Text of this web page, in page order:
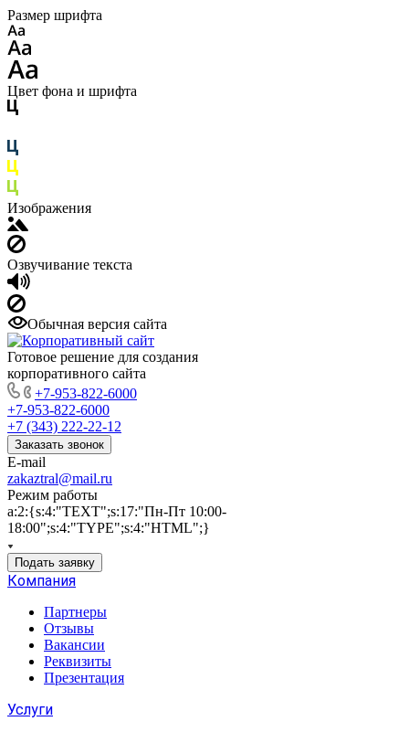
Размер шрифта
Цвет фона и шрифта
Изображения
Озвучивание текста
Обычная версия сайта
Готовое решение для создания
корпоративного сайта
+7-953-822-6000
+7-953-822-6000
+7 (343) 222-22-12
Заказать звонок
E-mail
zakaztral@mail.ru
Режим работы
a:2:{s:4:"TEXT";s:17:"Пн-Пт 10:00-
18:00";s:4:"TYPE";s:4:"HTML";}
Подать заявку
Компания
Партнеры
Отзывы
Вакансии
Реквизиты
Презентация
Услуги